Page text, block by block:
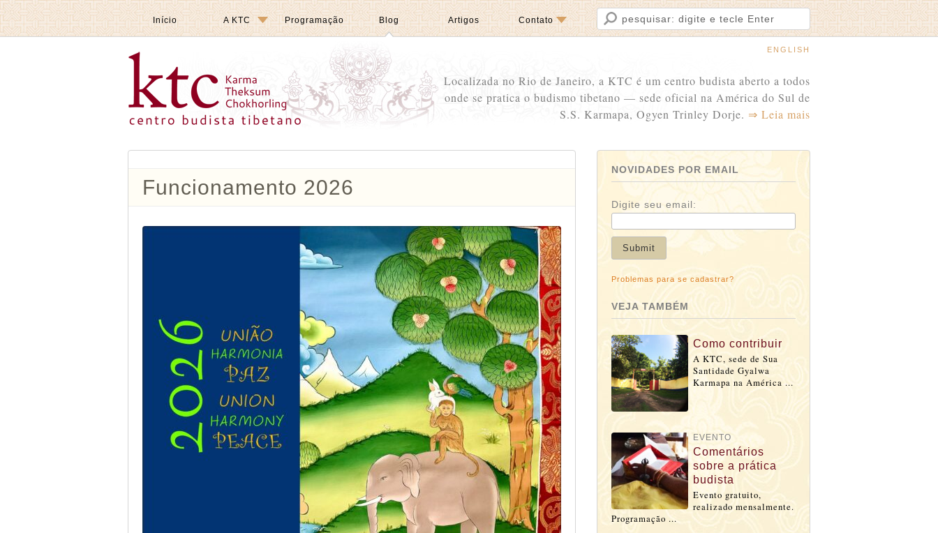
Início A KTC Programação Blog Artigos Contato
ENGLISH
Localizada no Rio de Janeiro, a KTC é um centro budista aberto a todos
onde se pratica o budismo tibetano — sede oficial na América do Sul de
S.S. Karmapa, Ogyen Trinley Dorje. ⇒ Leia mais
Funcionamento 2026
NOVIDADES POR EMAIL
Digite seu email:
Problemas para se cadastrar?
VEJA TAMBÉM
Como contribuir
A KTC, sede de Sua
Santidade Gyalwa
Karmapa na América ...
EVENTO
Comentários
sobre a prática
budista
Evento gratuito,
realizado mensalmente.
Programação ...